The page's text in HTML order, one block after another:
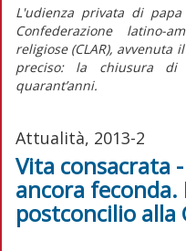
L'udienza privata di
Confederazione
religiose (CLAR), avvenuta
preciso: la chiusura
quarant’anni.
Attualità, 2013-2
Vita consacrata
ancora feconda.
postconcilio alla